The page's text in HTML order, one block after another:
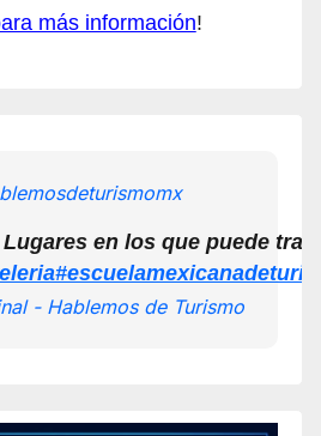
más información!
Lugares en los que puede
- Hablemos de Turismo